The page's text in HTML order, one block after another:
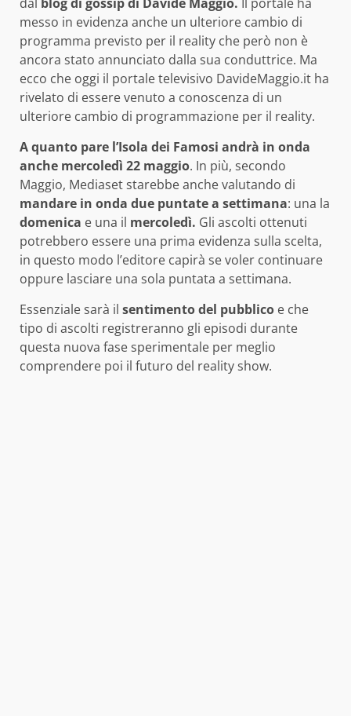
messo in evidenza anche un ulteriore cambio di
programma previsto per il reality che però non è
ancora stato annunciato dalla sua conduttrice. Ma
ecco che oggi il portale televisivo DavideMaggio.it ha
rivelato di essere venuto a conoscenza di un
ulteriore cambio di programmazione per il reality.
A quanto pare l’Isola dei Famosi andrà in onda
anche mercoledì 22 maggio. In più, secondo
Maggio, Mediaset starebbe anche valutando di
mandare in onda due puntate a settimana: una la
domenica e una il mercoledì. Gli ascolti ottenuti
potrebbero essere una prima evidenza sulla scelta,
in questo modo l’editore capirà se voler continuare
oppure lasciare una sola puntata a settimana.
Essenziale sarà il sentimento del pubblico e che
tipo di ascolti registreranno gli episodi durante
questa nuova fase sperimentale per meglio
comprendere poi il futuro del reality show.